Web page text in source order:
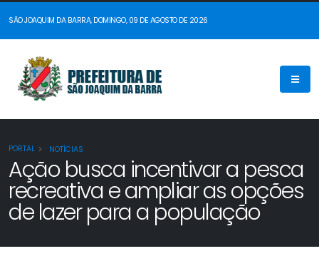
SÃO JOAQUIM DA BARRA, DOMINGO, 09 DE AGOSTO DE 2026
PORTAL NOTÍCIAS
Ação busca incentivar a pesca
recreativa e ampliar as opções
de lazer para a população